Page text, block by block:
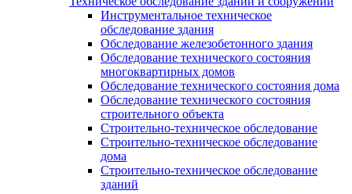
Инструментальное техническое
обследование здания
Обследование железобетонного здания
Обследование технического состояния
многоквартирных домов
Обследование технического состояния дома
Обследование технического состояния
строительного объекта
Строительно-техническое обследование
Строительно-техническое обследование
дома
Строительно-техническое обследование
зданий